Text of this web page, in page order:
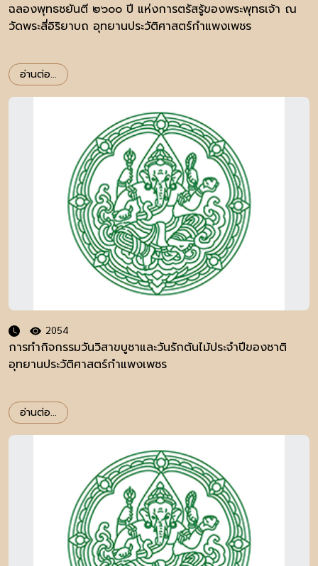
ฉลองพุทธชยันตี ๒๖๐๐ ปี แห่งการตรัสรู้ของพระพุทธเจ้า ณ
วัดพระสี่อิริยาบถ อุทยานประวัติศาสตร์กำแพงเพชร
อ่านต่อ...
2054
การทำกิจกรรมวันวิสาขบูชาและวันรักต้นไม้ประจำปีของชาติ
อุทยานประวัติศาสตร์กำแพงเพชร
อ่านต่อ...